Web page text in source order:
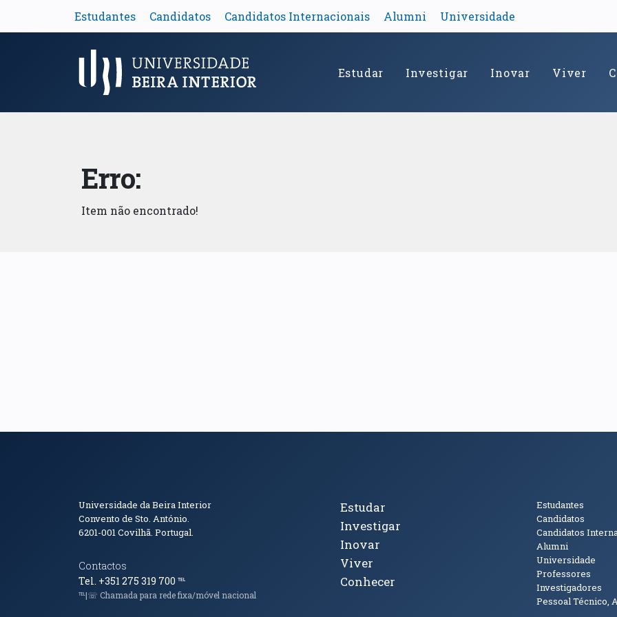
Estudantes Candidatos Candidatos Internacionais Alumni Universidade
Menu Principal Estudar Investigar Inovar Viver
Erro:
Item não encontrado!
Informações de Contacto
Universidade da Beira Interior
Convento de Sto. António.
6201-001Covilhã. Portugal.
Contactos
Tel. +351 275 319 700 ℡
℡|☏ Chamada para rede fixa/móvel nacional
Tópicos Principais
Estudar
Investigar
Inovar
Viver
Conhecer
Públicos
Estudantes
Candidatos
Candidatos
Alumni
Universidade
Professores
Investigadores
Pessoal Técnico,